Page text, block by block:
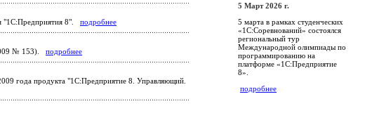
"1С:Предприятия 8". подробнее
№ 153). подробнее
года продукта "1С:Предприятие 8. Управляющий.
5 Март 2026 г.
5 марта в рамках студенческих
«1С:Соревнований» состоялся
региональный тур
Международной олимпиады по
программированию на
платформе «1С:Предприятие
8».
подробнее